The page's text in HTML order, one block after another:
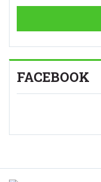
FACEBOOK